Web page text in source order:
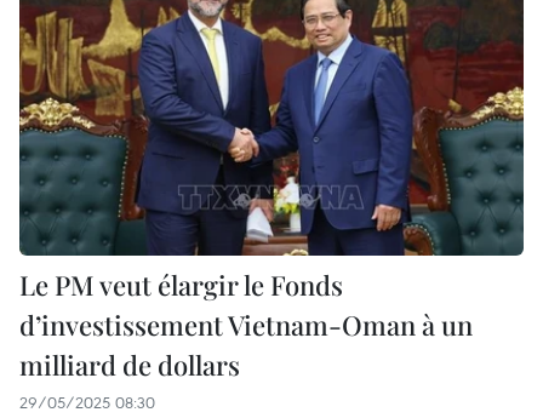
Le PM veut élargir le Fonds
d’investissement Vietnam-Oman à un
milliard de dollars
29/05/2025 08:30